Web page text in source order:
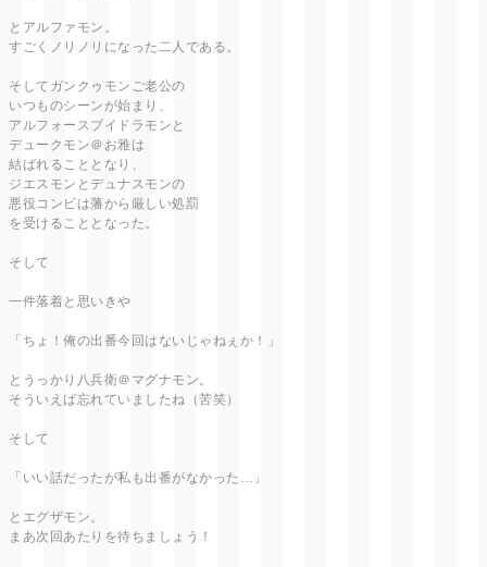
とアルファモン。
すごくノリノリになった二人である。
そしてガンクゥモンご老公の
いつものシーンが始まり、
アルフォースブイドラモンと
デュークモン＠お雅は
結ばれることとなり、
ジエスモンとデュナスモンの
悪役コンビは藩から厳しい処罰
を受けることとなった。
そして
一件落着と思いきや
「ちょ！俺の出番今回はないじゃねぇか！」
とうっかり八兵衛＠マグナモン。
そういえば忘れていましたね（苦笑）
そして
「いい話だったが私も出番がなかった…」
とエグザモン。
まあ次回あたりを待ちましょう！